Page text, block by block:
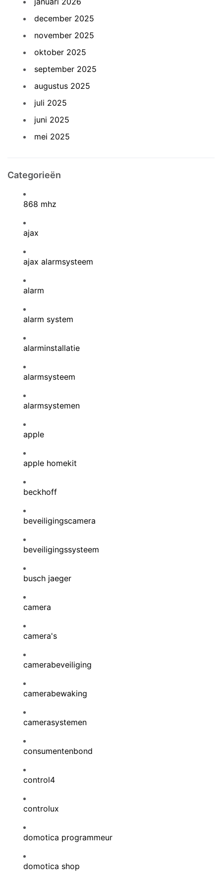
december 2025
november 2025
oktober 2025
september 2025
augustus 2025
juli 2025
juni 2025
mei 2025
Categorieën
868 mhz
ajax
ajax alarmsysteem
alarm
alarm system
alarminstallatie
alarmsysteem
alarmsystemen
apple
apple homekit
beckhoff
beveiligingscamera
beveiligingssysteem
busch jaeger
camera
camera's
camerabeveiliging
camerabewaking
camerasystemen
consumentenbond
control4
controlux
domotica programmeur
domotica shop